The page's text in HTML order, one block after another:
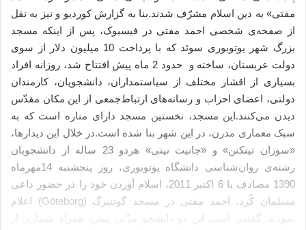
مفتی» به‌ دین اسلام مشرّف شدند.بنا به‌ گزارش کوردیو و نیز به‌ نقل
از صفحه‌ی شخصی احمد مفتی در فیسبوک، پس از اینکه‌ مسجد
بزرگ شهر یوتوبوری سوئد که‌ با پرداخت 10 میلیون دلار از سوی
دولت عربستان، ساخته‌ و حدود 2 ماه‌ پیش افتتاح شد، روزانه‌ افراد
بسیاری از اقشار مختلف از سیاستمداران، دانشجویان، کارمندان
دولتی، اعضای احزاب و رسانه‌های ارتباط‌جمعی از این مکان مقدّس
دیدن می‌کنند.این مسجد، نخستین مسجد دارای مناره‌ است که‌ به‌
سبک معماری مدرن،‌ در این شهر بنا شده‌ است.در خلال این دیدارها،
«سوزان تینکنن» و «جانیت نیتی» هردو 23 ساله از دانشجویان
رشته‌ی روان‌شناسی دانشگاه‌ یوتوبوری،‌ روز پنجشنبه‌ 14مهرماه‌
1390 مصادف با 6 اکتبر 2011، اسلام آوردن خود را در حضور داعی
مسلمان کُرد، احمد مفتی در مسجد گوتنبرگ (Göteborg) اعلام
نمودند. گفتنی است این دو دانشجو مدّتی پیش، همراه‌ شماری از